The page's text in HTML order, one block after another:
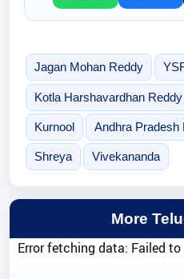
Jagan Mohan Reddy
Kotla Harshavardhan Reddy
Kurnool Andhra Pradesh
Shreya Vivekananda
More
Error fetching data: Failed